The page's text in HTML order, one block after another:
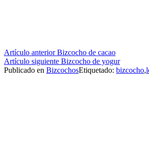
Seguir
leyendo
Artículo anteriorBizcocho de cacao
Artículo siguiente Bizcocho de yogur
Publicado en BizcochosEtiquetado: bizcocho,